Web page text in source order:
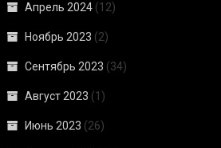
Апрель 2024 (12)
Ноябрь 2023 (2)
Сентябрь 2023 (34)
Август 2023 (1)
Июнь 2023 (26)